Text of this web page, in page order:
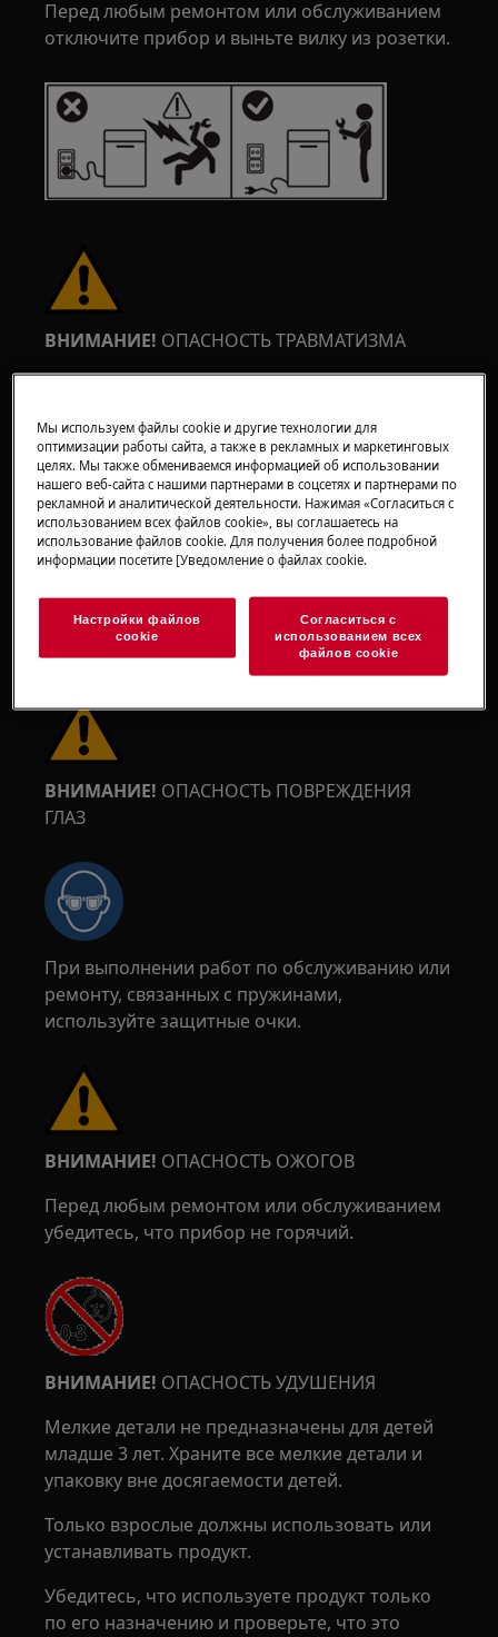
Перед любым ремонтом или обслуживанием
отключите прибор и выньте вилку из розетки.
ВНИМАНИЕ! ОПАСНОСТЬ ТРАВМАТИЗМА
Всегда будьте осторожны при перемещении
бытовой техники. Для тяжелой техники
безопаснее, чтобы её перемещали два
человека. Всегда используйте защитные
перчатки и обувь. Носите защитные
перчатки, чтобы избежать порезов от острых
ВНИМАНИЕ! ОПАСНОСТЬ ПОВРЕЖДЕНИЯ
ГЛАЗ
При выполнении работ по обслуживанию или
ремонту, связанных с пружинами,
используйте защитные очки.
ВНИМАНИЕ! ОПАСНОСТЬ ОЖОГОВ
Перед любым ремонтом или обслуживанием
убедитесь, что прибор не горячий.
ВНИМАНИЕ! ОПАСНОСТЬ УДУШЕНИЯ
Мелкие детали не предназначены для детей
младше 3 лет. Храните все мелкие детали и
упаковку вне досягаемости детей.
Только взрослые должны использовать или
устанавливать продукт.
Убедитесь, что используете продукт только
по его назначению и проверьте, что это
Мы используем файлы cookie и другие технологии для
оптимизации работы сайта, а также в рекламных и маркетинговых
целях. Мы также обмениваемся информацией об использовании
нашего веб-сайта с нашими партнерами в соцсетях и партнерами по
рекламной и аналитической деятельности. Нажимая «Согласиться с
использованием всех файлов cookie», вы соглашаетесь на
использование файлов cookie. Для получения более подробной
информации посетите [Уведомление о файлах cookie.
Настройки файлов
cookie
Согласиться с
использованием всех
файлов cookie